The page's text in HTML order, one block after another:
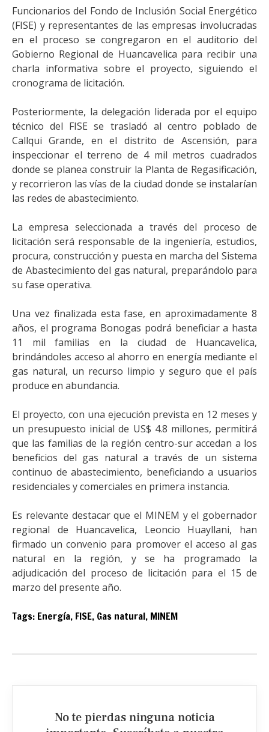
Funcionarios del Fondo de Inclusión Social Energético
(FISE) y representantes de las empresas involucradas
en el proceso se congregaron en el auditorio del
Gobierno Regional de Huancavelica para recibir una
charla informativa sobre el proyecto, siguiendo el
cronograma de licitación.
Posteriormente, la delegación liderada por el equipo
técnico del FISE se trasladó al centro poblado de
Callqui Grande, en el distrito de Ascensión, para
inspeccionar el terreno de 4 mil metros cuadrados
donde se planea construir la Planta de Regasificación,
y recorrieron las vías de la ciudad donde se instalarían
las redes de abastecimiento.
La empresa seleccionada a través del proceso de
licitación será responsable de la ingeniería, estudios,
procura, construcción y puesta en marcha del Sistema
de Abastecimiento del gas natural, preparándolo para
su fase operativa.
Una vez finalizada esta fase, en aproximadamente 8
años, el programa Bonogas podrá beneficiar a hasta
11 mil familias en la ciudad de Huancavelica,
brindándoles acceso al ahorro en energía mediante el
gas natural, un recurso limpio y seguro que el país
produce en abundancia.
El proyecto, con una ejecución prevista en 12 meses y
un presupuesto inicial de US$ 4.8 millones, permitirá
que las familias de la región centro-sur accedan a los
beneficios del gas natural a través de un sistema
continuo de abastecimiento, beneficiando a usuarios
residenciales y comerciales en primera instancia.
Es relevante destacar que el MINEM y el gobernador
regional de Huancavelica, Leoncio Huayllani, han
firmado un convenio para promover el acceso al gas
natural en la región, y se ha programado la
adjudicación del proceso de licitación para el 15 de
marzo del presente año.
Tags: Energía, FISE, Gas natural, MINEM
No te pierdas ninguna noticia